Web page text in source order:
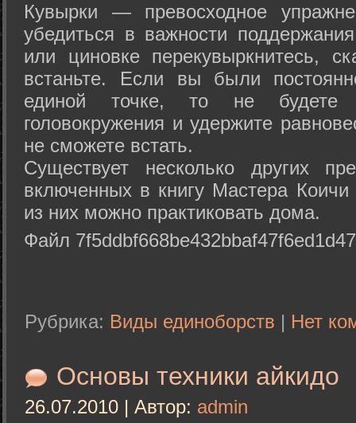
Кувырки — превосходное
убедиться в важности
или циновке перекувыркнитесь,
встаньте. Если вы были
единой точке, то не будете
головокружения и удержите
не сможете встать.
Существует несколько других
включенных в книгу Мастера
из них можно практиковать дома.
Файл
Рубрика: Виды единоборств | Нет
Основы техники айкидо
26.07.2010 | Автор: admin